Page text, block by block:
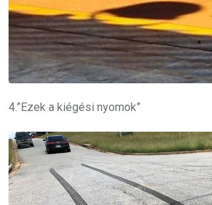
4.”Ezek a kiégési nyomok”